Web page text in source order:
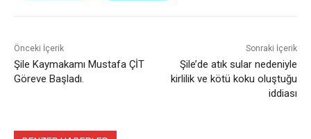
Önceki İçerik
Şile Kaymakamı Mustafa ÇİT
Göreve Başladı.
Sonraki İçerik
Şile’de atık sular nedeniyle
kirlilik ve kötü koku oluştuğu
iddiası